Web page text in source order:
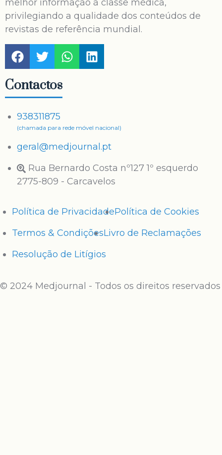
melhor informação à classe médica,
privilegiando a qualidade dos conteúdos de
revistas de referência mundial.
Contactos
938311875
(chamada para rede móvel nacional)
geral@medjournal.pt
Rua Bernardo Costa nº127 1º esquerdo
2775-809 - Carcavelos
Política de PrivacidadePolítica de Cookies
Termos & CondiçõesLivro de Reclamações
Resolução de Litígios
© 2024 Medjournal - Todos os direitos reservados